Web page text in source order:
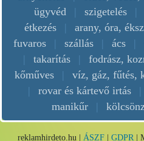
ügyvéd
| szigetelés |
étkezés
| arany, óra,
fuvaros
| szállás | ács |
|
takarítás | fodrász,
kőműves
| víz, gáz, fűtés,
|
rovar és kártevő irtás |
manikűr
|
reklamhirdeto.hu | ÁSZF| GDPR|